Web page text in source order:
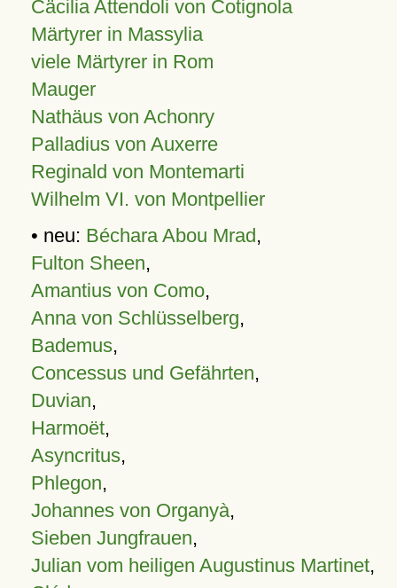
Cäcilia Attendoli von Cotignola
Märtyrer in Massylia
viele Märtyrer in Rom
Mauger
Nathäus von Achonry
Palladius von Auxerre
Reginald von Montemarti
Wilhelm VI. von Montpellier
• neu: Béchara Abou Mrad,
Fulton Sheen,
Amantius von Como,
Anna von Schlüsselberg,
Bademus,
Concessus und Gefährten,
Duvian,
Harmoët,
Asyncritus,
Phlegon,
Johannes von Organyà,
Sieben Jungfrauen,
Julian vom heiligen Augustinus Martinet,